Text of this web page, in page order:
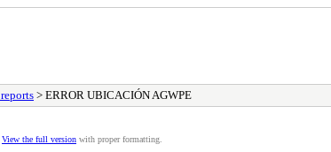
> ERROR UBICACIÓN AGWPE
View the full version with proper formatting.